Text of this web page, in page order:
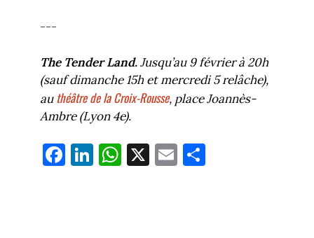
---
The Tender Land.Jusqu’au 9 février à 20h
(sauf dimanche 15h et mercredi 5 relâche),
au théâtre de la Croix-Rousse, place Joannès-
Ambre (Lyon 4e).
Fa
ce
Li
nk
W
ha
X E
m
Pa